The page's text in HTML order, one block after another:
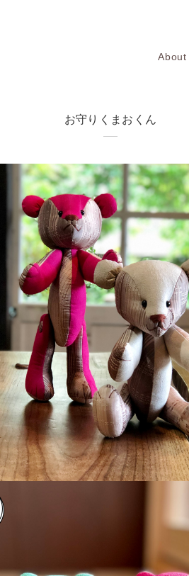
About
お守りくまおくん
¥11,000
detail